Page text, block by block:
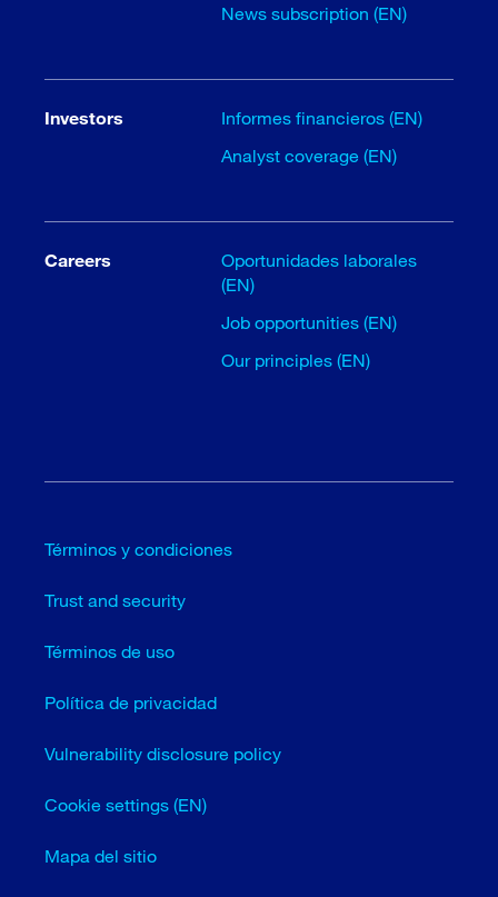
News subscription (EN)
Investors
Informes financieros (EN)
Analyst coverage (EN)
Careers
Oportunidades laborales
(EN)
Job opportunities (EN)
Our principles (EN)
Términos y condiciones
Trust and security
Términos de uso
Política de privacidad
Vulnerability disclosure policy
Cookie settings (EN)
Mapa del sitio